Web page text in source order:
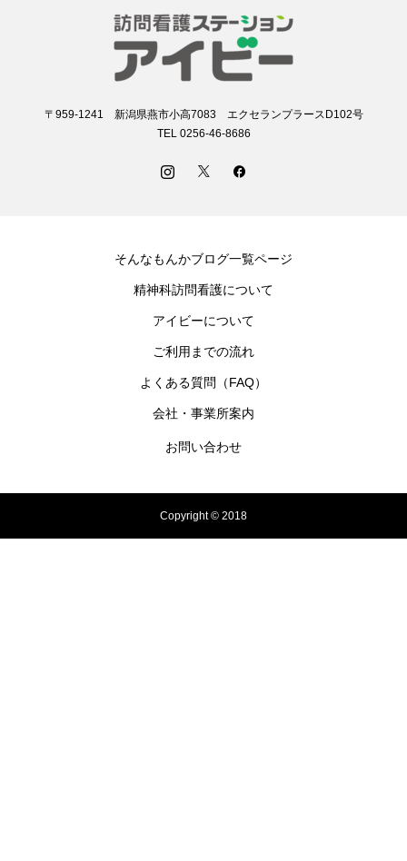
〒959-1241 新潟県燕市小高7083 エクセランプラースD102号
TEL 0256-46-8686
そんなもんかブログ一覧ページ
精神科訪問看護について
アイビーについて
ご利用までの流れ
よくある質問（FAQ）
会社・事業所案内
お問い合わせ
Copyright © 2018